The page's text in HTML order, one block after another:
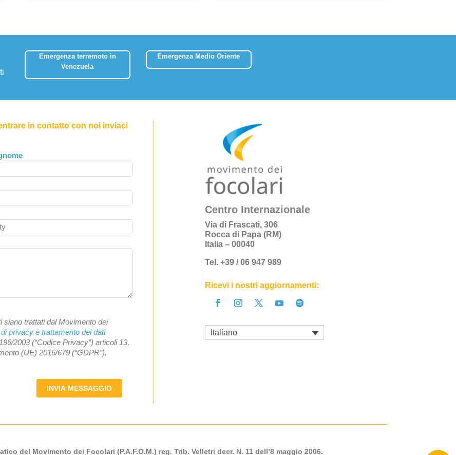
Emergenza terremoto in
Venezuela
Emergenza Medio Oriente
in contatto con noi inviaci
siano trattati dal Movimento dei
privacy e trattamento dei dati
2003 (“Codice Privacy”) articoli 13,
(UE) 2016/679 (“GDPR”).
INVIA MESSAGGIO
Centro Internazionale
Via di Frascati, 306
Rocca di Papa (RM)
Italia – 00040
Tel. +39 / 06 947 989
Ricevi i nostri aggiornamenti:
Italiano
del Movimento dei Focolari (P.A.F.O.M.) reg. Trib. Velletri decr. N. 11 dell’8 maggio 2006.